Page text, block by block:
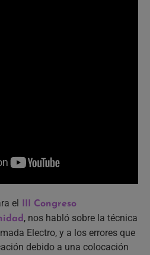
el
III Congreso
, nos habló sobre la técnica
Electro, y a los errores que
debido a una colocación